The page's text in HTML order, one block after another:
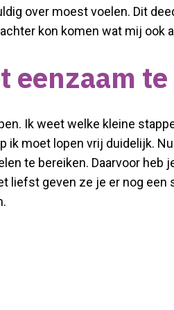
over moest voelen. Dit
kon komen wat mij ook
eenzaam
Ik weet welke kleine
moet lopen vrij duidelijk.
te bereiken. Daarvoor
geven ze je er nog een